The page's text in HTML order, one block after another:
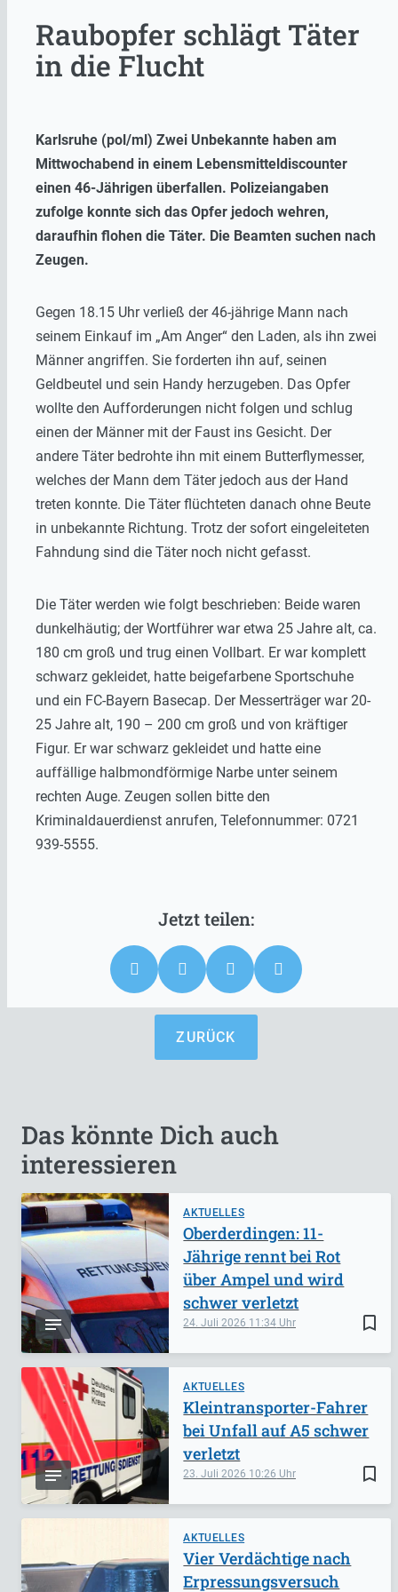
Raubopfer schlägt Täter
in die Flucht
Karlsruhe (pol/ml) Zwei Unbekannte haben am
Mittwochabend in einem Lebensmitteldiscounter
einen 46-Jährigen überfallen. Polizeiangaben
zufolge konnte sich das Opfer jedoch wehren,
daraufhin flohen die Täter. Die Beamten suchen nach
Zeugen.
Gegen 18.15 Uhr verließ der 46-jährige Mann nach
seinem Einkauf im „Am Anger“ den Laden, als ihn zwei
Männer angriffen. Sie forderten ihn auf, seinen
Geldbeutel und sein Handy herzugeben. Das Opfer
wollte den Aufforderungen nicht folgen und schlug
einen der Männer mit der Faust ins Gesicht. Der
andere Täter bedrohte ihn mit einem Butterflymesser,
welches der Mann dem Täter jedoch aus der Hand
treten konnte. Die Täter flüchteten danach ohne Beute
in unbekannte Richtung. Trotz der sofort eingeleiteten
Fahndung sind die Täter noch nicht gefasst.
Die Täter werden wie folgt beschrieben: Beide waren
dunkelhäutig; der Wortführer war etwa 25 Jahre alt, ca.
180 cm groß und trug einen Vollbart. Er war komplett
schwarz gekleidet, hatte beigefarbene Sportschuhe
und ein FC-Bayern Basecap. Der Messerträger war 20-
25 Jahre alt, 190 – 200 cm groß und von kräftiger
Figur. Er war schwarz gekleidet und hatte eine
auffällige halbmondförmige Narbe unter seinem
rechten Auge. Zeugen sollen bitte den
Kriminaldauerdienst anrufen, Telefonnummer: 0721
939-5555.
ZURÜCK
Das könnte Dich auch
interessieren
AKTUELLES
bookmark_border
24. Juli 2026 11:34
Oberderdingen: 11-
Jährige rennt bei Rot
über Ampel und wird
schwer verletzt
AKTUELLES
bookmark_border
23. Juli 2026 10:26
Kleintransporter-Fahrer
bei Unfall auf A5 schwer
verletzt
AKTUELLES
Vier Verdächtige nach
Erpressungsversuch